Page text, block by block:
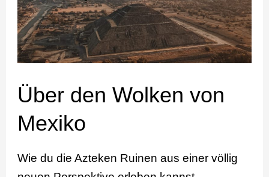
Über den Wolken von
Mexiko
Wie du die Azteken Ruinen aus einer völlig